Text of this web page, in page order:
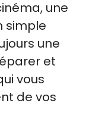
une
simple
une
et
vous
de vos